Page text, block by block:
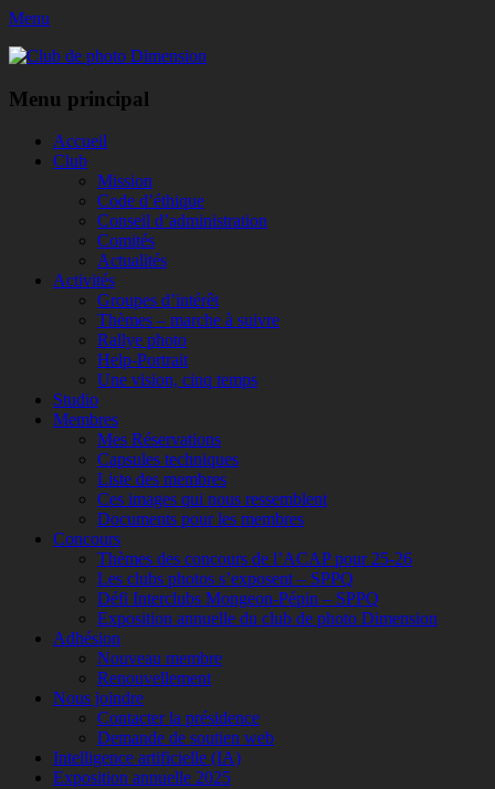
Menu
Club de photo Dimension
Menu principal
Aller
Accueil
Club
Mission
Code d’éthique
Conseil d’administration
Comités
Actualités
Activités
Groupes d’intérêt
Thèmes – marche à suivre
Rallye photo
Help-Portrait
Une vision, cinq temps
Studio
Membres
Mes Réservations
Capsules techniques
Liste des membres
Ces images qui nous ressemblent
Documents pour les membres
Concours
Thèmes des concours de l’ACAP pour 25-26
Les clubs photos s’exposent – SPPQ
Défi Interclubs Mongeon-Pépin – SPPQ
Exposition annuelle du club de photo Dimension
Adhésion
Nouveau membre
Renouvellement
Nous joindre
Contacter la présidence
Demande de soutien web
Intelligence artificielle (IA)
Exposition annuelle 2025